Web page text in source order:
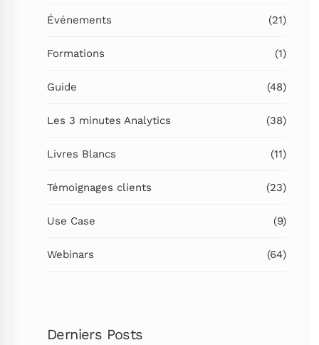
Événements (21)
Formations (1)
Guide (48)
Les 3 minutes Analytics (38)
Livres Blancs (11)
Témoignages clients (23)
Use Case (9)
Webinars (64)
Derniers Posts